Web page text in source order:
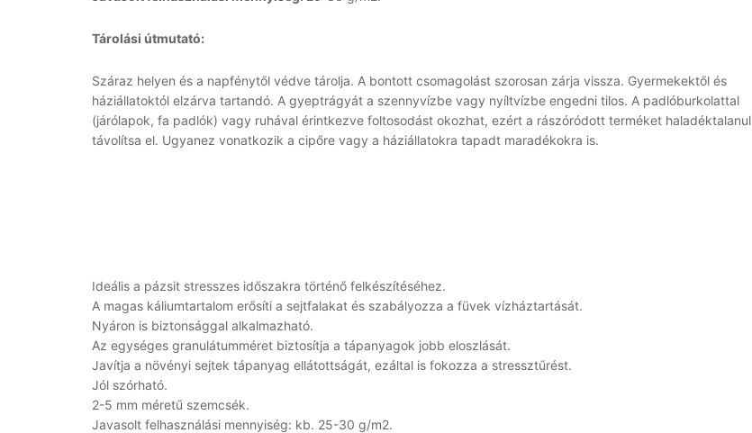
Tárolási útmutató:
Száraz helyen és a napfénytől védve tárolja. A bontott csomagolást szorosan zárja vissza. Gyermekektől és
háziállatoktól elzárva tartandó. A gyeptrágyát a szennyvízbe vagy nyíltvízbe engedni tilos. A padlóburkolattal
(járólapok, fa padlók) vagy ruhával érintkezve foltosodást okozhat, ezért a rászóródott terméket haladéktalanul
távolítsa el. Ugyanez vonatkozik a cipőre vagy a háziállatokra tapadt maradékokra is.
Ideális a pázsit stresszes időszakra történő felkészítéséhez.
A magas káliumtartalom erősíti a sejtfalakat és szabályozza a füvek vízháztartását.
Nyáron is biztonsággal alkalmazható.
Az egységes granulátumméret biztosítja a tápanyagok jobb eloszlását.
Javítja a növényi sejtek tápanyag ellátottságát, ezáltal is fokozza a stressztűrést.
Jól szórható.
2-5 mm méretű szemcsék.
Javasolt felhasználási mennyiség: kb. 25-30 g/m2.